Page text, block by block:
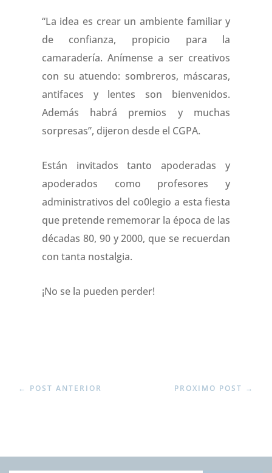
“La idea es crear un ambiente familiar y
de confianza, propicio para la
camaradería. Anímense a ser creativos
con su atuendo: sombreros, máscaras,
antifaces y lentes son bienvenidos.
Además habrá premios y muchas
sorpresas”, dijeron desde el CGPA.
Están invitados tanto apoderadas y
apoderados como profesores y
administrativos del co0legio a esta fiesta
que pretende rememorar la época de las
décadas 80, 90 y 2000, que se recuerdan
con tanta nostalgia.
¡No se la pueden perder!
← POST ANTERIOR PROXIMO POST →